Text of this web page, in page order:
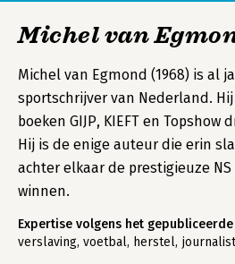
Michel van
Michel van Egmond (1968) is al
sportschrijver van Nederland.
boeken GIJP, KIEFT en Topshow
Hij is de enige auteur die erin
achter elkaar de prestigieuze
winnen.
Expertise volgens het gepubliceerde
verslaving, voetbal, herstel,